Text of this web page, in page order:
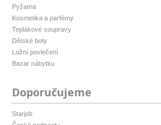
Pyžama
Kosmetika a parfémy
Teplákové soupravy
Dětské boty
Ložní povlečení
Bazar nábytku
Doporučujeme
Starjob